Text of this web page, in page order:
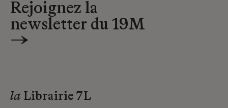
Rejoignez la
newsletter du 19M
→
la Librairie 7L